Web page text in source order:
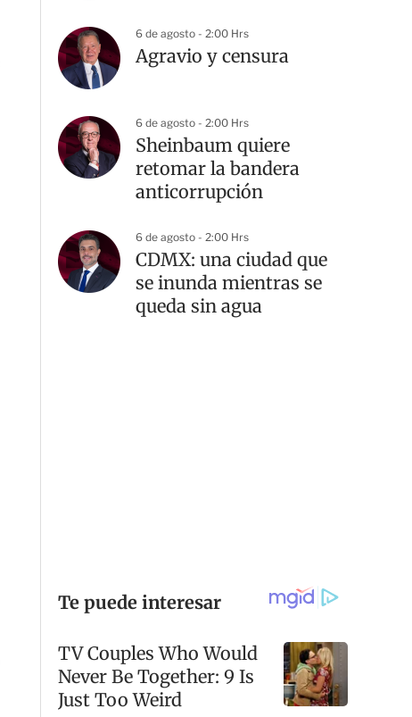
6 de agosto - 2:00 Hrs
Agravio y censura
6 de agosto - 2:00 Hrs
Sheinbaum quiere
retomar la bandera
anticorrupción
6 de agosto - 2:00 Hrs
CDMX: una ciudad que
se inunda mientras se
queda sin agua